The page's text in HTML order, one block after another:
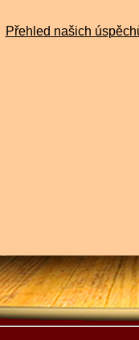
Přehled našich